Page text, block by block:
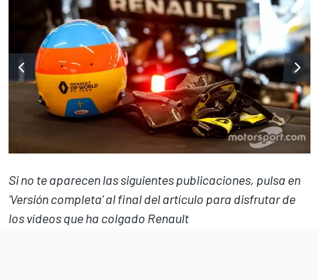
Si no te aparecen las siguientes publicaciones, pulsa en
'Versión completa' al final del artículo para disfrutar de
los vídeos que ha colgado Renault